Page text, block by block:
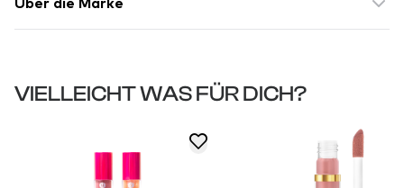
Über die Marke
VIELLEICHT WAS FÜR DICH?